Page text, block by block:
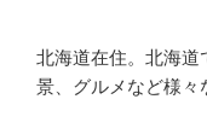
北海道在住。北海道
景、グルメなど様々